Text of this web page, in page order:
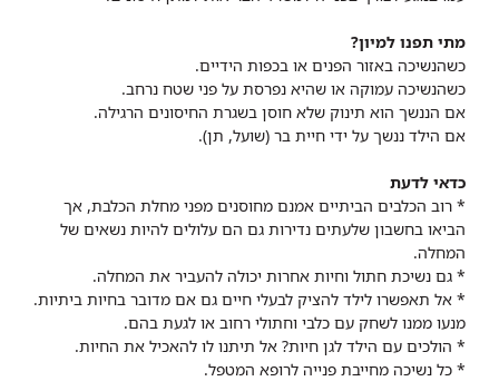
מתי תפנו למיון?
כשהנשיכה באזור הפנים או בכפות הידיים.
כשהנשיכה עמוקה או שהיא נפרסת על פני שטח נרחב.
אם הננשך הוא תינוק שלא חוסן בשגרת החיסונים הרגילה.
אם הילד ננשך על ידי חיית בר (שועל, תן).
כדאי לדעת
* רוב הכלבים הביתיים אמנם מחוסנים מפני מחלת הכלבת, אך
הביאו בחשבון שלעתים נדירות גם הם עלולים להיות נשאים של
המחלה.
* גם נשיכת חתול וחיות אחרות יכולה להעביר את המחלה.
* אל תאפשרו לילד להציק לבעלי חיים גם אם מדובר בחיות ביתיות.
מנעו ממנו לשחק עם כלבי וחתולי רחוב או לגעת בהם.
* הולכים עם הילד לגן חיות? אל תיתנו לו להאכיל את החיות.
* כל נשיכה מחייבת פנייה לרופא המטפל.